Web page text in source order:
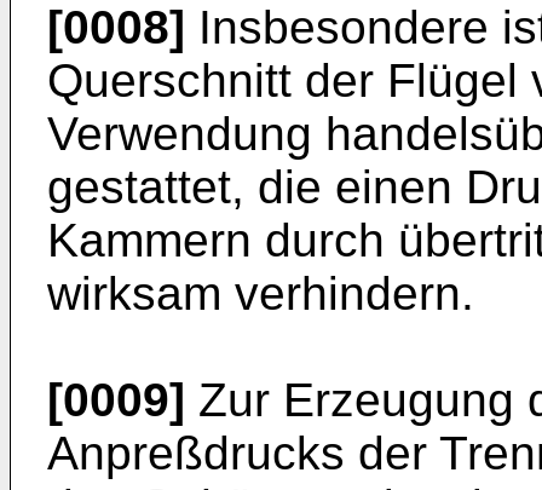
[0008] Insbesondere
Querschnitt der Flügel
Verwendung
gestattet, die einen
Kammern durch
wirksam verhindern.
[0009] Zur Erzeugung
Anpreßdrucks der